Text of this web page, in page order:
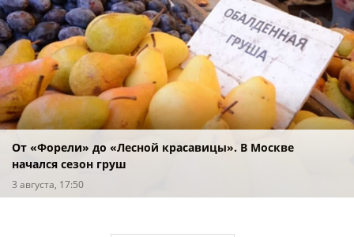
От «Форели» до «Лесной красавицы». В Москве
начался сезон груш
3 августа, 17:50